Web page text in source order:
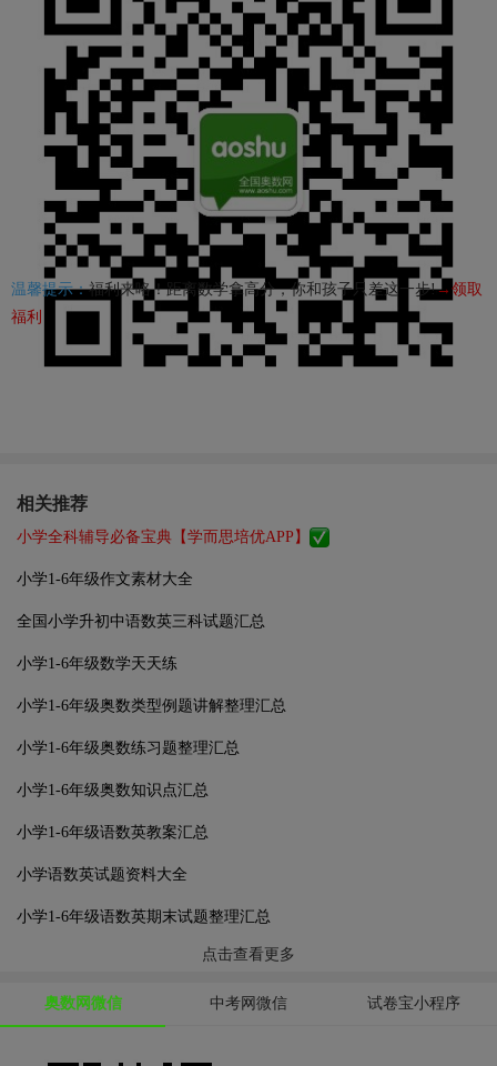
温馨提示：福利来咯！距离数学拿高分，你和孩子只差这一步!→领取
福利
相关推荐
小学全科辅导必备宝典【学而思培优APP】
小学1-6年级作文素材大全
全国小学升初中语数英三科试题汇总
小学1-6年级数学天天练
小学1-6年级奥数类型例题讲解整理汇总
小学1-6年级奥数练习题整理汇总
小学1-6年级奥数知识点汇总
小学1-6年级语数英教案汇总
小学语数英试题资料大全
小学1-6年级语数英期末试题整理汇总
点击查看更多
奥数网微信 中考网微信 试卷宝小程序